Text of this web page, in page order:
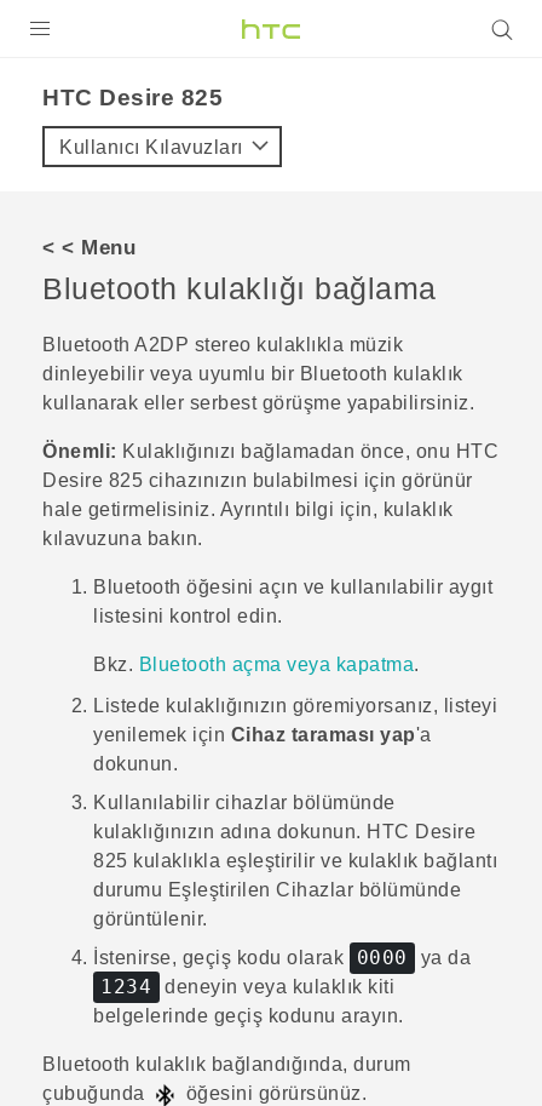
VIVE
VIVERSE
DESTEK
HTC Desire 825‎
Kullanıcı Kılavuzları
< < Menu
Bluetooth kulaklığı bağlama
Bluetooth A2DP stereo kulaklıkla müzik
dinleyebilir veya uyumlu bir Bluetooth kulaklık
kullanarak eller serbest görüşme yapabilirsiniz.
Önemli: Kulaklığınızı bağlamadan önce, onu HTC
Desire 825 cihazınızın bulabilmesi için görünür
hale getirmelisiniz. Ayrıntılı bilgi için, kulaklık
kılavuzuna bakın.
Bluetooth öğesini açın ve kullanılabilir aygıt
listesini kontrol edin.
Bkz. Bluetooth açma veya kapatma.
Listede kulaklığınızın göremiyorsanız, listeyi
yenilemek için Cihaz taraması yap'a
dokunun.
Kullanılabilir cihazlar bölümünde
kulaklığınızın adına dokunun. HTC Desire
825 kulaklıkla eşleştirilir ve kulaklık bağlantı
durumu Eşleştirilen Cihazlar bölümünde
görüntülenir.
İstenirse, geçiş kodu olarak
0000 ya da
1234
deneyin veya kulaklık kiti
belgelerinde geçiş kodunu arayın.
Bluetooth kulaklık bağlandığında, durum
çubuğunda
öğesini görürsünüz.